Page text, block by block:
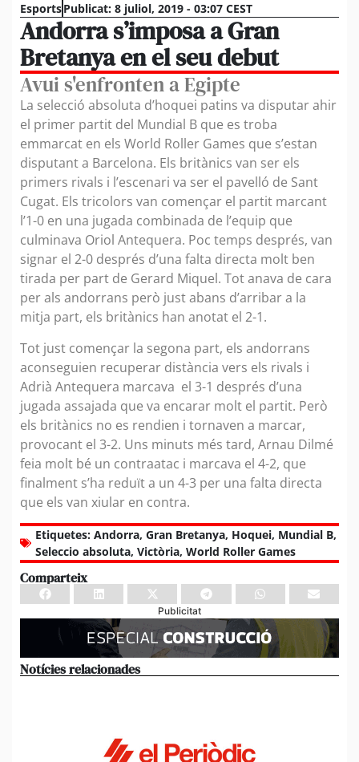
EsportsPublicat: 8 juliol, 2019 - 03:07 CEST
Andorra s’imposa a Gran
Bretanya en el seu debut
Avui s'enfronten a Egipte
La selecció absoluta d’hoquei patins va disputar ahir
el primer partit del Mundial B que es troba
emmarcat en els World Roller Games que s’estan
disputant a Barcelona. Els britànics van ser els
primers rivals i l’escenari va ser el pavelló de Sant
Cugat. Els tricolors van començar el partit marcant
l’1-0 en una jugada combinada de l’equip que
culminava Oriol Antequera. Poc temps després, van
signar el 2-0 després d’una falta directa molt ben
tirada per part de Gerard Miquel. Tot anava de cara
per als andorrans però just abans d’arribar a la
mitja part, els britànics han anotat el 2-1.
Tot just començar la segona part, els andorrans
aconseguien recuperar distància vers els rivals i
Adrià Antequera marcava el 3-1 després d’una
jugada assajada que va encarar molt el partit. Però
els britànics no es rendien i tornaven a marcar,
provocant el 3-2. Uns minuts més tard, Arnau Dilmé
feia molt bé un contraatac i marcava el 4-2, que
finalment s’ha reduït a un 4-3 per una falta directa
que els van xiular en contra.
Etiquetes: Andorra, Gran Bretanya, Hoquei, Mundial B,
Seleccio absoluta, Victòria, World Roller Games
Comparteix
Publicitat
Notícies relacionades